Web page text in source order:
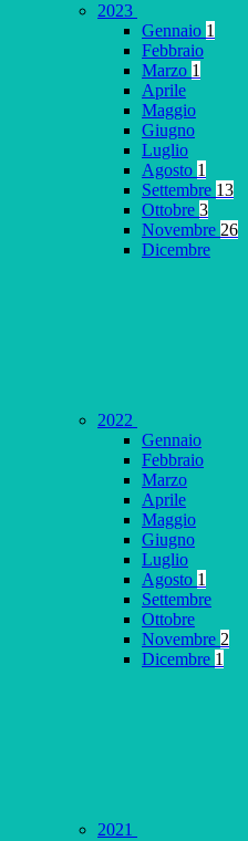
2023
Gennaio 1
Febbraio
Marzo 1
Aprile
Maggio
Giugno
Luglio
Agosto 1
Settembre 13
Ottobre 3
Novembre 26
Dicembre
2022
Gennaio
Febbraio
Marzo
Aprile
Maggio
Giugno
Luglio
Agosto 1
Settembre
Ottobre
Novembre 2
Dicembre 1
2021